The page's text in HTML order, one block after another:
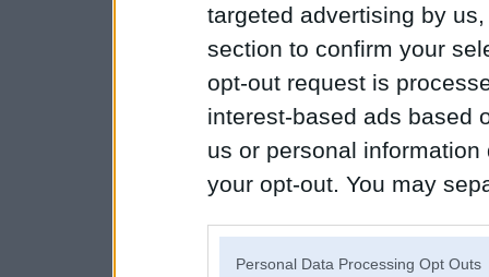
targeted advertising by
section to confirm your
opt-out request is
interest-based ads based
us or personal
your opt-out. You may
Personal Data Processing Opt Outs